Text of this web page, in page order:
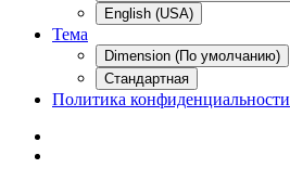
English (USA)
Тема
Dimension (По умолчанию)
Стандартная
Политика конфиденциальности